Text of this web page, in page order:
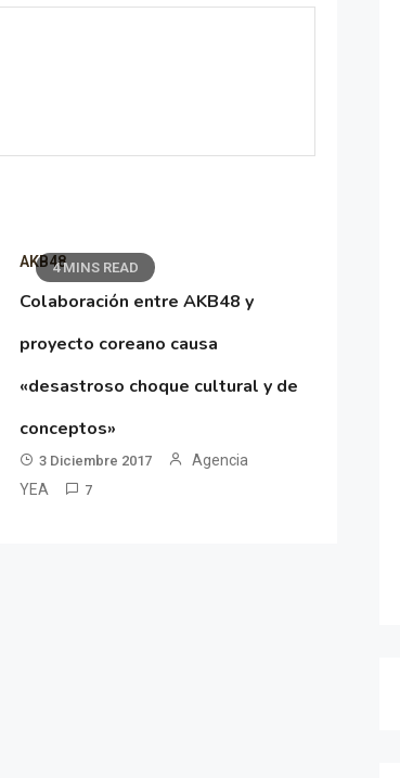
4 MINS READ
AKB48
Colaboración entre AKB48 y
proyecto coreano causa
«desastroso choque cultural y de
conceptos»
3 Diciembre 2017
Agencia
YEA
7